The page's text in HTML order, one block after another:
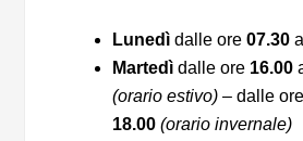
Lunedì dalle ore07.30
Martedì dalle ore 16.00
(orario estivo) – dalle ore
18.00 (orario invernale)